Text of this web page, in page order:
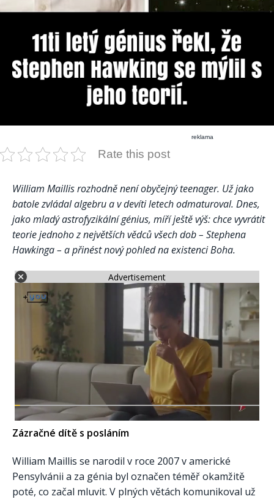
reklama
Rate this post
William Maillis rozhodně není obyčejný teenager. Už jako
batole zvládal algebru a v devíti letech odmaturoval. Dnes,
jako mladý astrofyzikální génius, míří ještě výš: chce vyvrátit
teorie jednoho z největších vědců všech dob – Stephena
Hawkinga – a přinést nový pohled na existenci Boha.
Advertisement
Zázračné dítě s posláním
William Maillis se narodil v roce 2007 v americké
Pensylvánii a za génia byl označen téměř okamžitě
poté, co začal mluvit. V plných větách komunikoval už